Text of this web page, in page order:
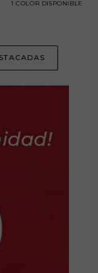
jaspe
1 COLOR DISPONIBLE
beige